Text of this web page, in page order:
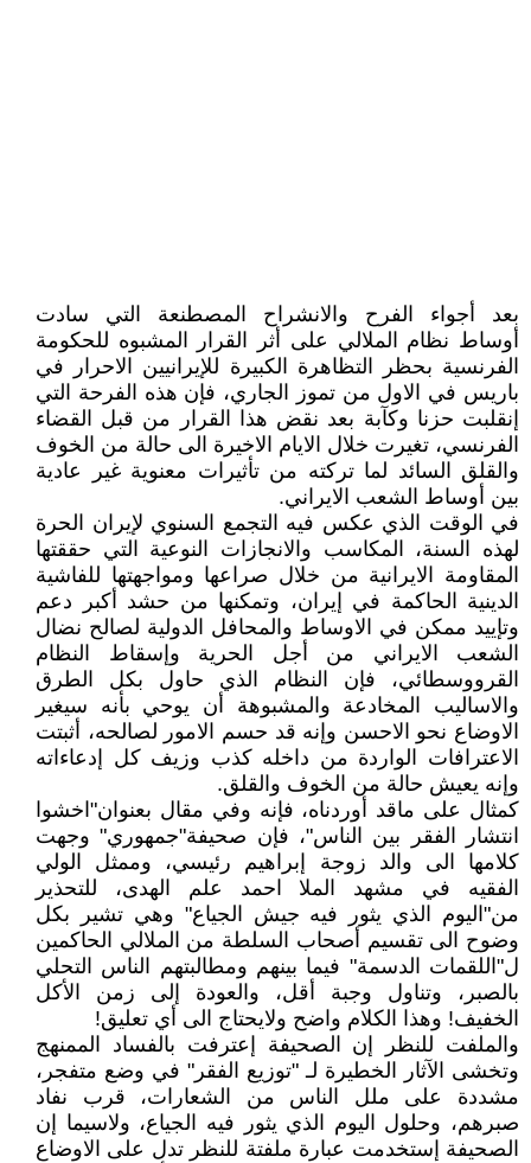
بعد أجواء الفرح والانشراح المصطنعة التي سادت
أوساط نظام الملالي على أثر القرار المشبوه للحکومة
الفرنسية بحظر التظاهرة الکبيرة للإيرانيين الاحرار في
باريس في الاول من تموز الجاري، فإن هذه الفرحة التي
إنقلبت حزنا وکآبة بعد نقض هذا القرار من قبل القضاء
الفرنسي، تغيرت خلال الايام الاخيرة الى حالة من الخوف
والقلق السائد لما ترکته من تأثيرات معنوية غير عادية
بين أوساط الشعب الايراني.
في الوقت الذي عکس فيه التجمع السنوي لإيران الحرة
لهذه السنة، المکاسب والانجازات النوعية التي حققتها
المقاومة الايرانية من خلال صراعها ومواجهتها للفاشية
الدينية الحاکمة في إيران، وتمکنها من حشد أکبر دعم
وتإييد ممکن في الاوساط والمحافل الدولية لصالح نضال
الشعب الايراني من أجل الحرية وإسقاط النظام
القرووسطائي، فإن النظام الذي حاول بکل الطرق
والاساليب المخادعة والمشبوهة أن يوحي بأنه سيغير
الاوضاع نحو الاحسن وإنه قد حسم الامور لصالحه، أثبتت
الاعترافات الواردة من داخله کذب وزيف کل إدعاءاته
وإنه يعيش حالة من الخوف والقلق.
کمثال على ماقد أوردناه، فإنه وفي مقال بعنوان"اخشوا
انتشار الفقر بين الناس"، فإن صحيفة"جمهوري" وجهت
کلامها الى والد زوجة إبراهيم رئيسي، وممثل الولي
الفقيه في مشهد الملا احمد علم الهدى، للتحذير
من"اليوم الذي يثور فيه جيش الجياع" وهي تشير بکل
وضوح الى تقسيم أصحاب السلطة من الملالي الحاکمين
ل"اللقمات الدسمة" فيما بينهم ومطالبتهم الناس التحلي
بالصبر، وتناول وجبة أقل، والعودة إلى زمن الأكل
الخفيف! وهذا الکلام واضح ولايحتاج الى أي تعليق!
والملفت للنظر إن الصحيفة إعترفت بالفساد الممنهج
وتخشى الآثار الخطيرة لـ "توزيع الفقر" في وضع متفجر،
مشددة على ملل الناس من الشعارات، قرب نفاد
صبرهم، وحلول اليوم الذي يثور فيه الجياع، ولاسيما إن
الصحيفة إستخدمت عبارة ملفتة للنظر تدل على الاوضاع